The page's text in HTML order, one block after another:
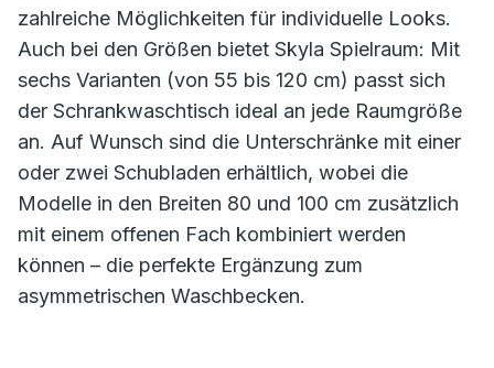
zahlreiche Möglichkeiten für individuelle Looks.
Auch bei den Größen bietet Skyla Spielraum: Mit
sechs Varianten (von 55 bis 120 cm) passt sich
der Schrankwaschtisch ideal an jede Raumgröße
an. Auf Wunsch sind die Unterschränke mit einer
oder zwei Schubladen erhältlich, wobei die
Modelle in den Breiten 80 und 100 cm zusätzlich
mit einem offenen Fach kombiniert werden
können – die perfekte Ergänzung zum
asymmetrischen Waschbecken.